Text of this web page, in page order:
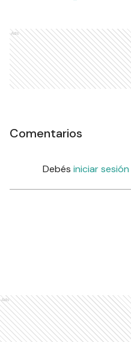
Ads
Comentarios
Debés iniciar sesión
Ads